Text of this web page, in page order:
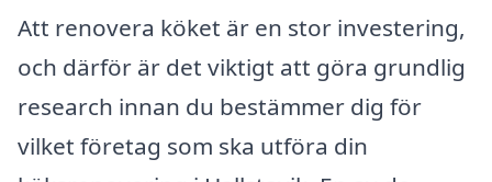
Att renovera köket är en stor investering,
och därför är det viktigt att göra grundlig
research innan du bestämmer dig för
vilket företag som ska utföra din